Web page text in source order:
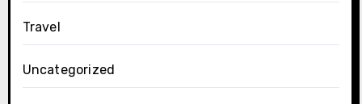
Travel
Uncategorized